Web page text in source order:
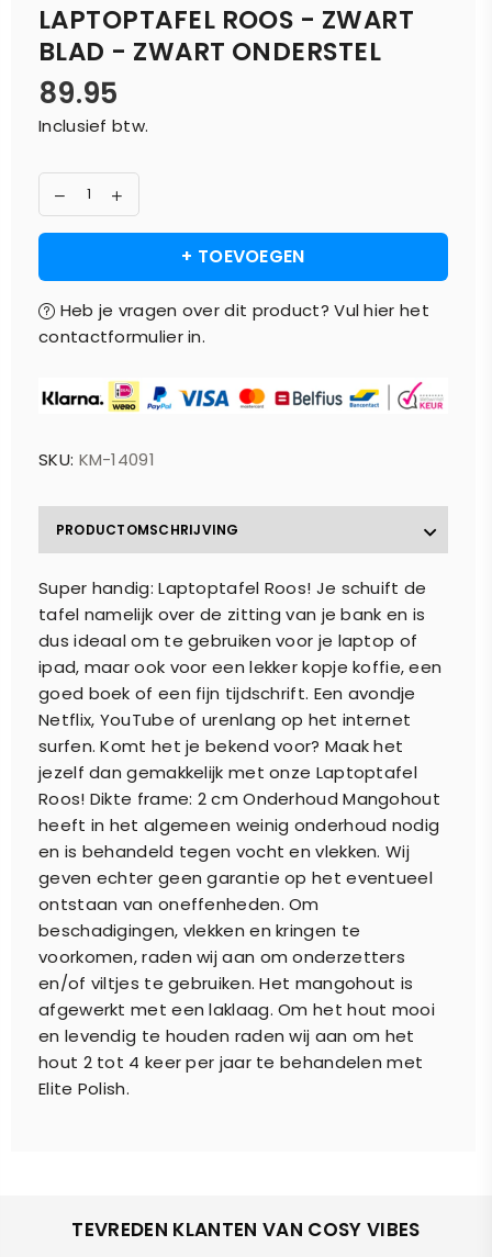
LAPTOPTAFEL ROOS - ZWART
BLAD - ZWART ONDERSTEL
Normale
prijs
89.95
Inclusief btw.
+ TOEVOEGEN
Heb je vragen over dit product? Vul hier het
contactformulier in.
SKU: KM-14091
PRODUCTOMSCHRIJVING
Super handig: Laptoptafel Roos! Je schuift de
tafel namelijk over de zitting van je bank en is
dus ideaal om te gebruiken voor je laptop of
ipad, maar ook voor een lekker kopje koffie, een
goed boek of een fijn tijdschrift. Een avondje
Netflix, YouTube of urenlang op het internet
surfen. Komt het je bekend voor? Maak het
jezelf dan gemakkelijk met onze Laptoptafel
Roos! Dikte frame: 2 cm Onderhoud Mangohout
heeft in het algemeen weinig onderhoud nodig
en is behandeld tegen vocht en vlekken. Wij
geven echter geen garantie op het eventueel
ontstaan van oneffenheden. Om
beschadigingen, vlekken en kringen te
voorkomen, raden wij aan om onderzetters
en/of viltjes te gebruiken. Het mangohout is
afgewerkt met een laklaag. Om het hout mooi
en levendig te houden raden wij aan om het
hout 2 tot 4 keer per jaar te behandelen met
Elite Polish.
TEVREDEN KLANTEN VAN COSY VIBES